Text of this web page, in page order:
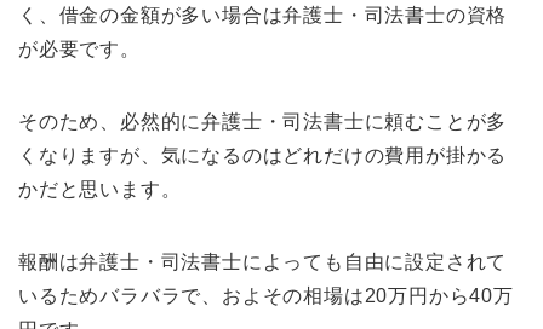
く、借金の金額が多い場合は弁護士・司法書士の資格
が必要です。
そのため、必然的に弁護士・司法書士に頼むことが多
くなりますが、気になるのはどれだけの費用が掛かる
かだと思います。
報酬は弁護士・司法書士によっても自由に設定されて
いるためバラバラで、およその相場は20万円から40万